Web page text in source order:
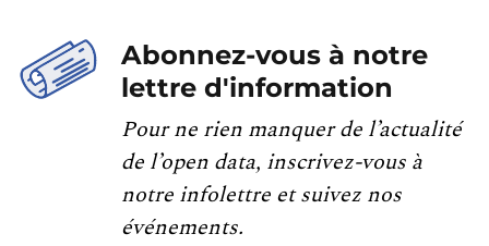
Abonnez-vous à notre
lettre d'information
Pour ne rien manquer de l’actualité
de l’open data, inscrivez-vous à
notre infolettre et suivez nos
événements.